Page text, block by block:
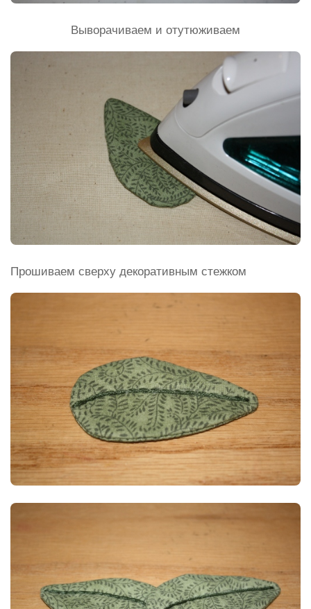
Выворачиваем и отутюживаем
Прошиваем сверху декоративным стежком